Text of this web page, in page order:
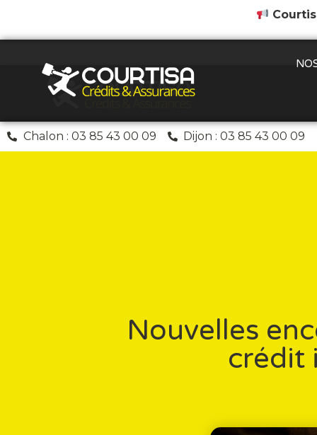
Chalon : 03 85 43 00 09 Dijon : 03 85 43 00 09
Nouvelles
crédit